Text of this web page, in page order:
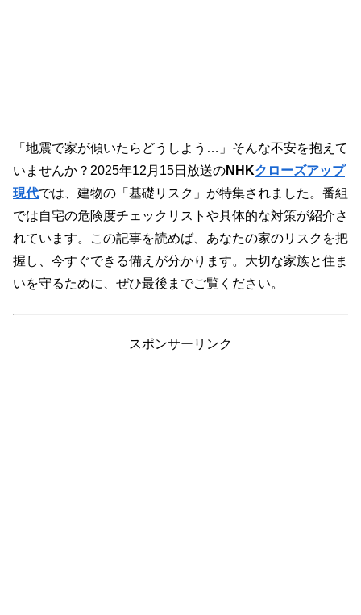
「地震で家が傾いたらどうしよう…」そんな不安を抱えて
いませんか？2025年12月15日放送のNHKクローズアップ
現代では、建物の「基礎リスク」が特集されました。番組
では自宅の危険度チェックリストや具体的な対策が紹介さ
れています。この記事を読めば、あなたの家のリスクを把
握し、今すぐできる備えが分かります。大切な家族と住ま
いを守るために、ぜひ最後までご覧ください。
スポンサーリンク